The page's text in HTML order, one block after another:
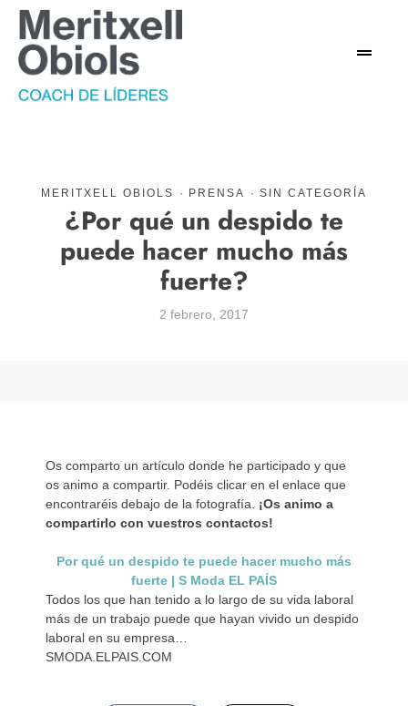
MERITXELL OBIOLS · PRENSA · SIN CATEGORÍA
¿Por qué un despido te
puede hacer mucho más
fuerte?
2 febrero, 2017
Os comparto un artículo donde he participado y que
os animo a compartir. Podéis clicar en el enlace que
encontraréis debajo de la fotografía. ¡Os animo a
compartirlo con vuestros contactos!
Por qué un despido te puede hacer mucho más
fuerte | S Moda EL PAÍS
Todos los que han tenido a lo largo de su vida laboral
más de un trabajo puede que hayan vivido un despido
laboral en su empresa…
SMODA.ELPAIS.COM